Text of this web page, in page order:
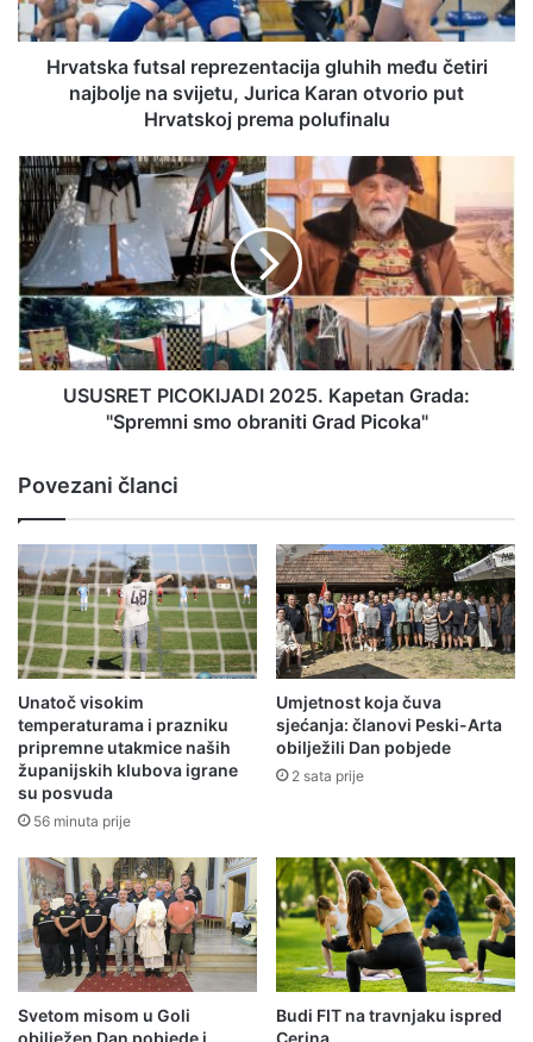
Hrvatska futsal reprezentacija gluhih među četiri
najbolje na svijetu, Jurica Karan otvorio put
Hrvatskoj prema polufinalu
USUSRET PICOKIJADI 2025. Kapetan Grada:
"Spremni smo obraniti Grad Picoka"
Povezani članci
Unatoč visokim
temperaturama i prazniku
pripremne utakmice naših
županijskih klubova igrane
su posvuda
56 minuta prije
Umjetnost koja čuva
sjećanja: članovi Peski-Arta
obilježili Dan pobjede
2 sata prije
Svetom misom u Goli
Budi FIT na travnjaku ispred